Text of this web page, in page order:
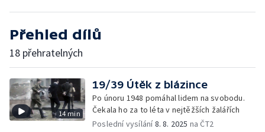
Přehled dílů
18 přehratelných
14 min
19/39 Útěk z blázince
Po únoru 1948 pomáhal lidem na svobodu.
Čekala ho za to léta v nejtěžších žalářích
Poslední vysílání8. 8. 2025 na ČT2